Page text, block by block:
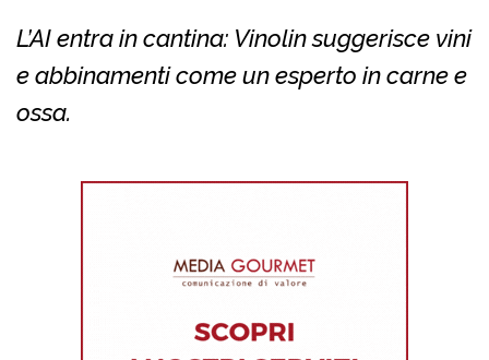
L’AI entra in cantina: Vinolin suggerisce vini
e abbinamenti come un esperto in carne e
ossa.